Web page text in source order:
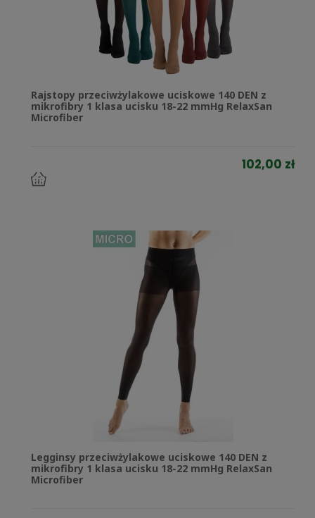
Rajstopy przeciwżylakowe uciskowe 140 DEN z
mikrofibry 1 klasa ucisku 18-22 mmHg RelaxSan
Microfiber
102,00 zł
do
Legginsy przeciwżylakowe uciskowe 140 DEN z
mikrofibry 1 klasa ucisku 18-22 mmHg RelaxSan
Microfiber